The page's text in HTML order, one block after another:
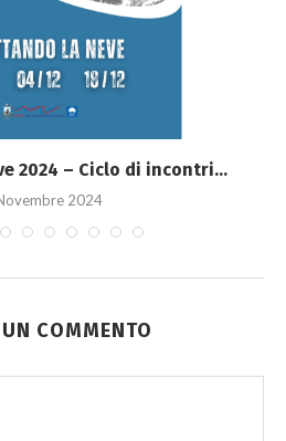
2024 – Ciclo di incontri...
2024
COMMENTO